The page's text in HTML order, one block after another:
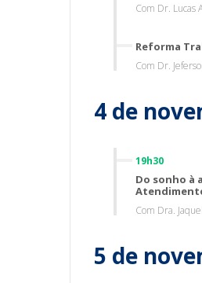
Com Dr. Lucas
Reforma
Com Dr.
4 de
19h30
Do sonho à
Com Dra.
5 de